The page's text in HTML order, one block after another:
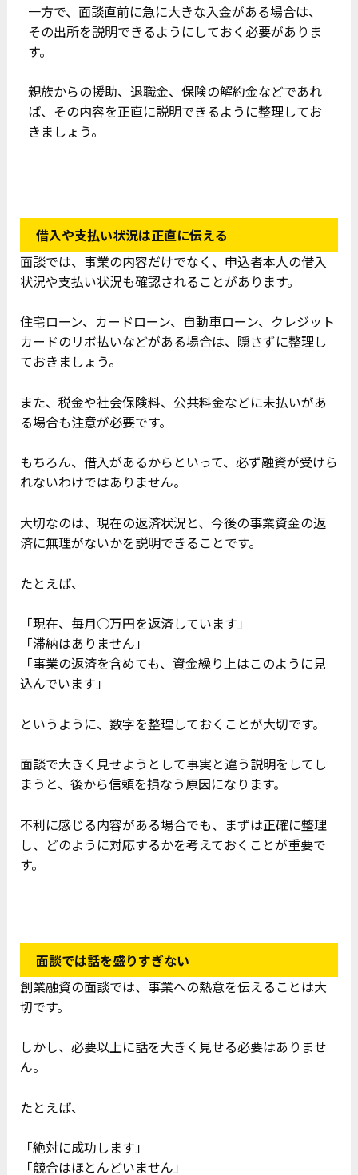
一方で、面談直前に急に大きな入金がある場合は、
その出所を説明できるようにしておく必要がありま
す。
親族からの援助、退職金、保険の解約金などであれ
ば、その内容を正直に説明できるように整理してお
きましょう。
借入や支払い状況は正直に伝える
面談では、事業の内容だけでなく、申込者本人の借入
状況や支払い状況も確認されることがあります。
住宅ローン、カードローン、自動車ローン、クレジット
カードのリボ払いなどがある場合は、隠さずに整理し
ておきましょう。
また、税金や社会保険料、公共料金などに未払いがあ
る場合も注意が必要です。
もちろん、借入があるからといって、必ず融資が受けら
れないわけではありません。
大切なのは、現在の返済状況と、今後の事業資金の返
済に無理がないかを説明できることです。
たとえば、
「現在、毎月○万円を返済しています」
「滞納はありません」
「事業の返済を含めても、資金繰り上はこのように見
込んでいます」
というように、数字を整理しておくことが大切です。
面談で大きく見せようとして事実と違う説明をしてし
まうと、後から信頼を損なう原因になります。
不利に感じる内容がある場合でも、まずは正確に整理
し、どのように対応するかを考えておくことが重要で
す。
面談では話を盛りすぎない
創業融資の面談では、事業への熱意を伝えることは大
切です。
しかし、必要以上に話を大きく見せる必要はありませ
ん。
たとえば、
「絶対に成功します」
「競合はほとんどいません」